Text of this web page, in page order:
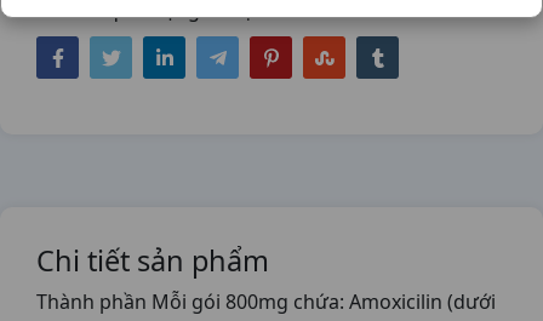
Chi tiết sản phẩm
Thành phần Mỗi gói 800mg chứa: Amoxicilin (dưới